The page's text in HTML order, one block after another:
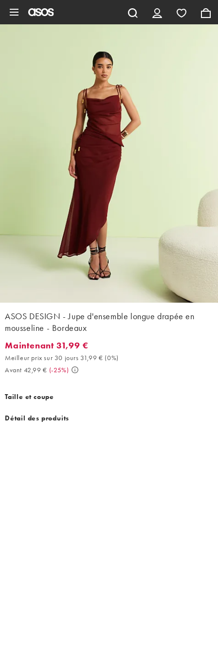
ASOS DESIGN - Jupe d'ensemble longue drapée en
mousseline - Bordeaux
Maintenant 31,99 €. Meilleur prix sur 30 jours 31,99 € (0%).
Maintenant 31,99 €
Meilleur prix sur 30 jours 31,99 € (0%)
Avant 42,99 € (-25%)
Taille et coupe
Détail des produits